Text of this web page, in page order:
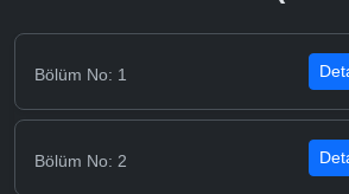
Bölüm No: 1
Bölüm No: 2